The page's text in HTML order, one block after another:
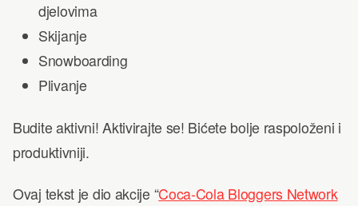
djelovima
Skijanje
Snowboarding
Plivanje
Budite aktivni! Aktivirajte se! Bićete bolje raspoloženi i
produktivniji.
Ovaj tekst je dio akcije “Coca-Cola Bloggers Network